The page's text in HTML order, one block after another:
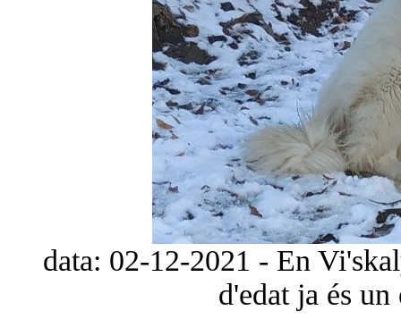
data: 02-12-2021 - En
d'edat ja és un